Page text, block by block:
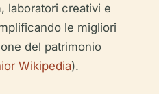
laboratori creativi e
le migliori
del patrimonio
Wikipedia).